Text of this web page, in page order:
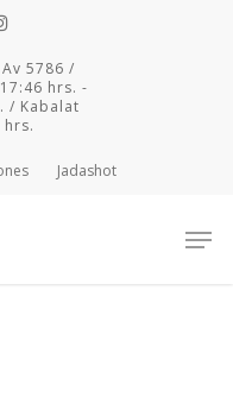
5786 /
hrs. -
/ Kabalat
hrs.
Jadashot